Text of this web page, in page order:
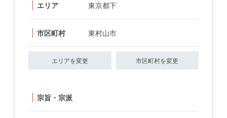
エリア 東京都下
市区町村 東村山市
エリアを変更 市区町村を変更
宗旨・宗派